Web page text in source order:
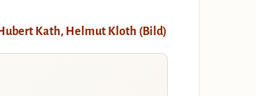
Kath, Helmut Kloth (Bild)